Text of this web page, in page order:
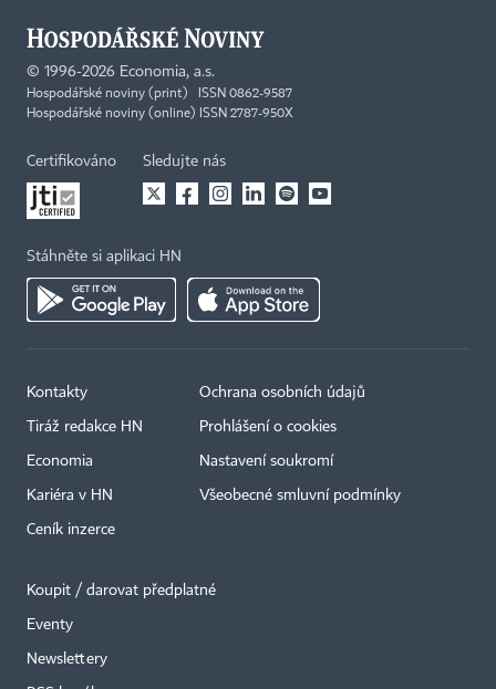
© 1996-2026 Economia, a.s.
Hospodářské noviny (print) ISSN 0862-9587
Hospodářské noviny (online) ISSN 2787-950X
Certifikováno Sledujte nás
Stáhněte si aplikaci HN
Kontakty
Tiráž redakce HN
Economia
Kariéra v HN
Ceník inzerce
Ochrana osobních údajů
Prohlášení o cookies
Nastavení soukromí
Všeobecné smluvní podmínky
Koupit / darovat předplatné
Eventy
Newslettery